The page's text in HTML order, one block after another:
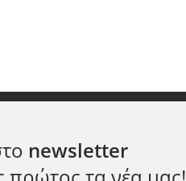
newsletter